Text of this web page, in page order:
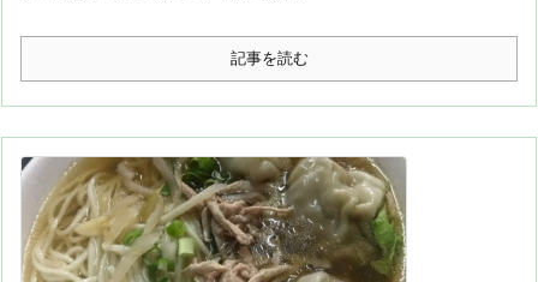
記事を読む